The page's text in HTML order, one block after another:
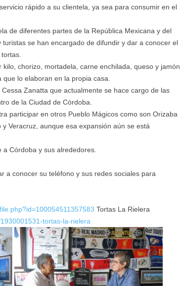
rápido a su clientela, ya sea para consumir en el
de diferentes partes de la República Mexicana y del
se han encargado de difundir y dar a conocer el
chorizo, mortadela, carne enchilada, queso y jamón
lo elaboran en la propia casa.
Zanatta que actualmente se hace cargo de las
de la Ciudad de Córdoba.
participar en otros Pueblo Mágicos como son Orizaba
Veracruz, aunque esa expansión aún se está
Córdoba y sus alrededores.
a conocer su teléfono y sus redes sociales para
Tortas La Rielera
tortas-la-rielera